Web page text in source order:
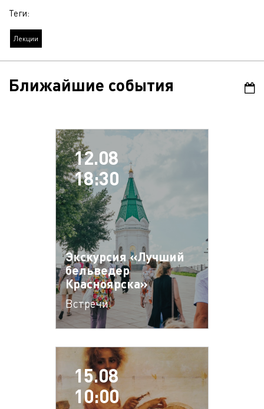
Теги:
Лекции
Ближайшие события
12.08
18:30
Экскурсия «Лучший
бельведер
Красноярска»
Встречи
15.08
10:00